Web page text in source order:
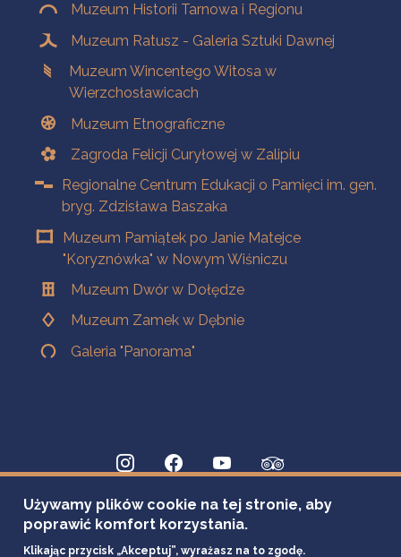
Muzeum Historii Tarnowa i Regionu
Muzeum Ratusz - Galeria Sztuki Dawnej
Muzeum Wincentego Witosa w
Wierzchosławicach
Muzeum Etnograficzne
Zagroda Felicji Curyłowej w Zalipiu
Regionalne Centrum Edukacji o Pamięci im. gen.
bryg. Zdzisława Baszaka
Muzeum Pamiątek po Janie Matejce
"Koryznówka" w Nowym Wiśniczu
Muzeum Dwór w Dołędze
Muzeum Zamek w Dębnie
Galeria "Panorama"
Używamy plików cookie na tej stronie, aby
poprawić komfort korzystania.
Klikając przycisk „Akceptuj”, wyrażasz na to zgodę.